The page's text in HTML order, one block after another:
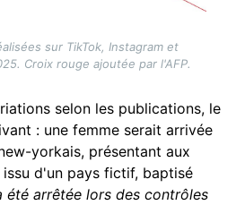
sur TikTok, Instagram et
Croix rouge ajoutée par l'AFP.
selon les publications, le
: une femme serait arrivée
yorkais, présentant aux
d'un pays fictif, baptisé
été arrêtée lors des contrôles